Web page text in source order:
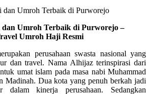
Umroh Terbaik di Purworejo –
Umroh Haji Resmi
perusahaan swasta nasional yang
dan travel. Nama Alhijaz terinspirasi dari
umat islam pada masa nabi Muhammad
Madinah. Dua kota yang penuh berkah jadi
dalam kinerja perusahaan. Sedangkan